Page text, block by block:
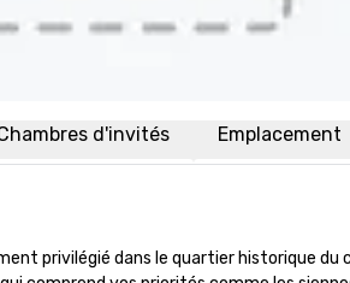
d'invités Emplacement
privilégié dans le quartier historique